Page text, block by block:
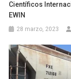
Científicos
EWIN
28 marzo, 2023